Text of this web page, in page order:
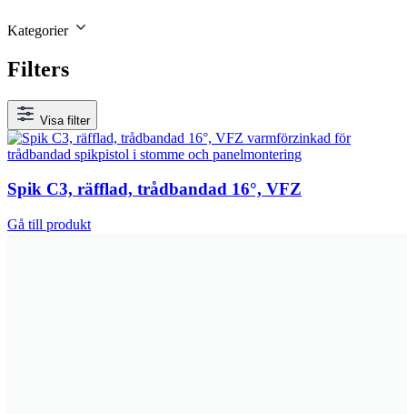
Kategorier
Filters
Visa filter
Spik C3, räfflad, trådbandad 16°, VFZ
Gå till produkt